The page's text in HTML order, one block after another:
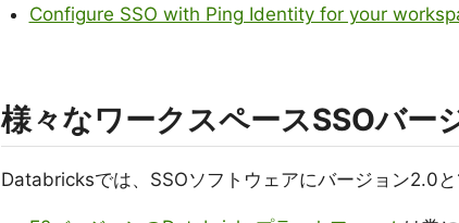
Configure SSO with Ping Identity for your
様々なワークスペースSSOバー
Databricksでは、SSOソフトウェアにバージョン2.0と